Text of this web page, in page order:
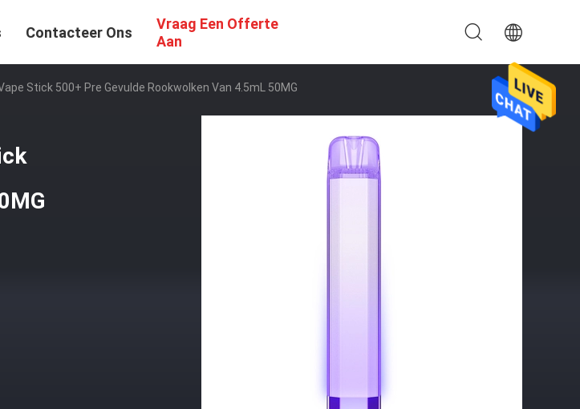
Contacteer Ons
Vraag Een Offerte
Aan
Stick 500+ Pre Gevulde Rookwolken Van 4.5mL 50MG